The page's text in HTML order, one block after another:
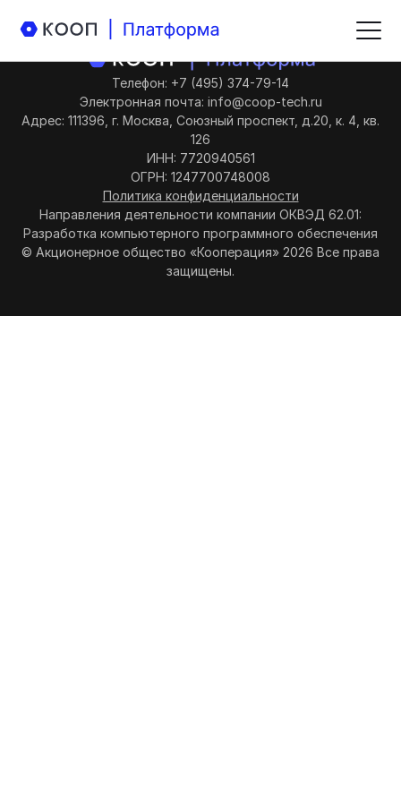
Телефон: +7 (495) 374-79-14
Электронная почта: info@coop-tech.ru
Адрес: 111396, г. Москва, Союзный проспект, д.20, к. 4, кв.
126
ИНН: 7720940561
ОГРН: 1247700748008
Политика конфиденциальности
Направления деятельности компании ОКВЭД 62.01:
Разработка компьютерного программного обеспечения
© Акционерное общество «Кооперация» 2026 Все права
защищены.